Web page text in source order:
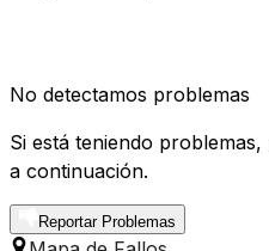
No detectamos problemas
Si está teniendo
a continuación.
Reportar Problemas